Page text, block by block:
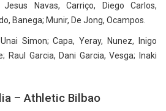
Navas, Carriço, Diego Carlos,
Banega; Munir, De Jong, Ocampos.
Simon; Capa, Yeray, Nunez, Inigo
Raul Garcia, Dani Garcia, Vesga; Inaki
– Athletic Bilbao